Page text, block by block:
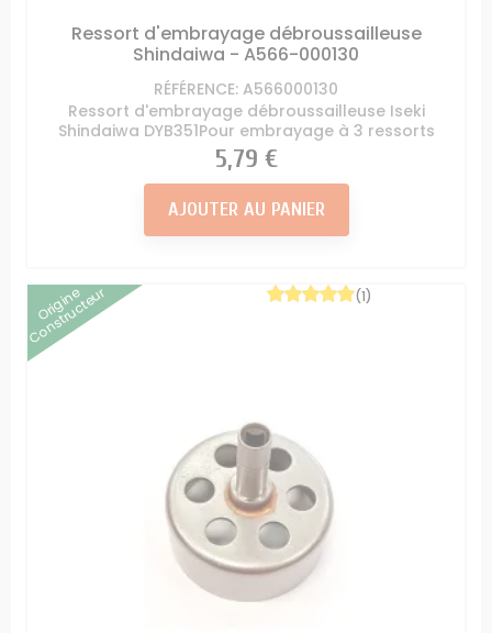
Ressort d'embrayage débroussailleuse
Shindaiwa - A566-000130
RÉFÉRENCE: A566000130
Ressort d'embrayage débroussailleuse Iseki
Shindaiwa DYB351Pour embrayage à 3 ressorts
Prix
5,79 €
AJOUTER AU PANIER
Origine
Constructeur (1)